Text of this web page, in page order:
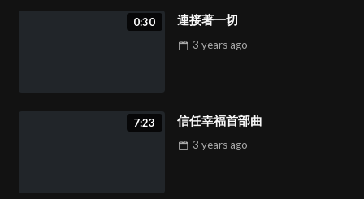
0:30 連接著一切
3 years ago
7:23 信任幸福首部曲
3 years ago